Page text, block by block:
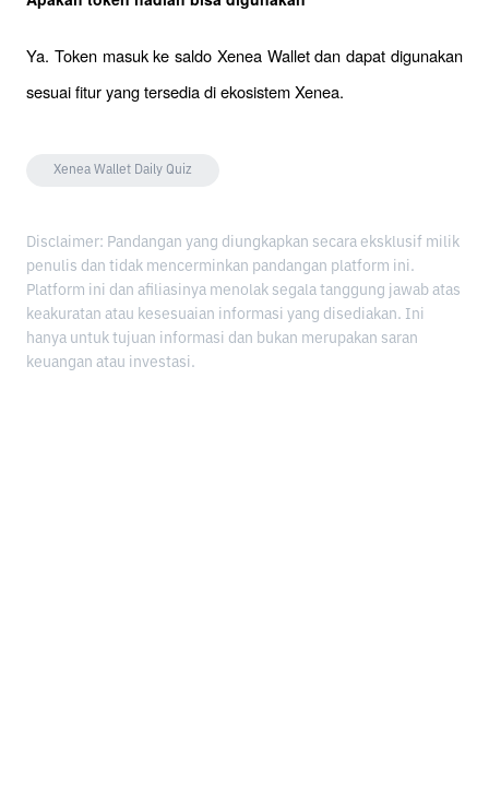
Ya. Token masuk ke saldo Xenea Wallet dan dapat digunakan
sesuai fitur yang tersedia di ekosistem Xenea.
Xenea Wallet Daily Quiz
Disclaimer: Pandangan yang diungkapkan secara eksklusif milik
penulis dan tidak mencerminkan pandangan platform ini.
Platform ini dan afiliasinya menolak segala tanggung jawab atas
keakuratan atau kesesuaian informasi yang disediakan. Ini
hanya untuk tujuan informasi dan bukan merupakan saran
keuangan atau investasi.